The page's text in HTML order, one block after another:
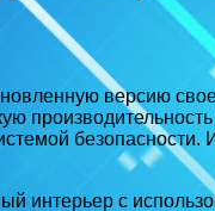
версию
интерьер с